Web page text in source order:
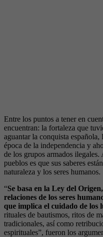
Entre los puntos a tener en
encuentran: la fortaleza que
aguantar la conquista
época de la independencia y
de los grupos armados
pueblos es que sus saberes
naturaleza y los seres humanos.
“Se basa en la Ley del
relaciones de los seres
que implica el cuidado de los
rituales de bautismos, ritos de
tradicionales, así como
espirituales”, fueron los